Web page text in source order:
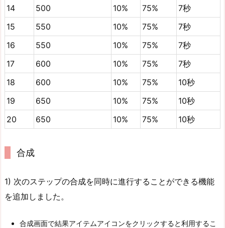
14
500 10% 75%
7秒
15
550 10% 75%
7秒
16
550 10% 75%
7秒
17
600 10% 75%
7秒
18
600 10% 75%
10秒
19
650 10% 75%
10秒
20
650 10% 75% 10秒
合成
1) 次のステップの合成を同時に進行することができる機能
を追加しました。
合成画面で結果アイテムアイコンをクリックすると利用するこ